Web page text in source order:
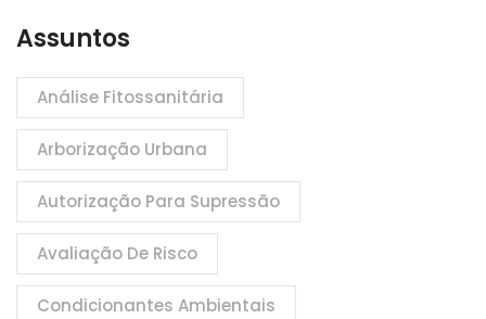
Assuntos
Análise Fitossanitária
Arborização Urbana
Autorização Para Supressão
Avaliação De Risco
Condicionantes Ambientais